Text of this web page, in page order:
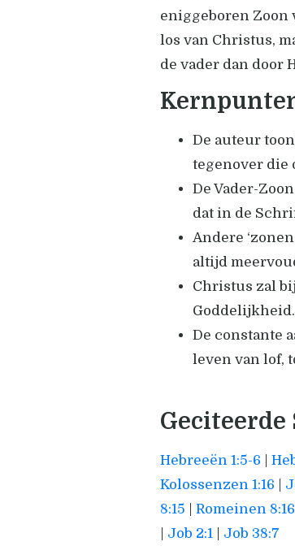
eniggeboren Zoon
los van Christus,
de vader dan door
De auteur
tegenover die
De Vader-
dat in de
Andere
altijd
Christus zal
Goddelijkheid.
De constante
leven van lof,
Hebreeën 1:5-6
Kolossenzen 1:16
8:15
Romeinen 8:16
Job 2:1 Job 38:7